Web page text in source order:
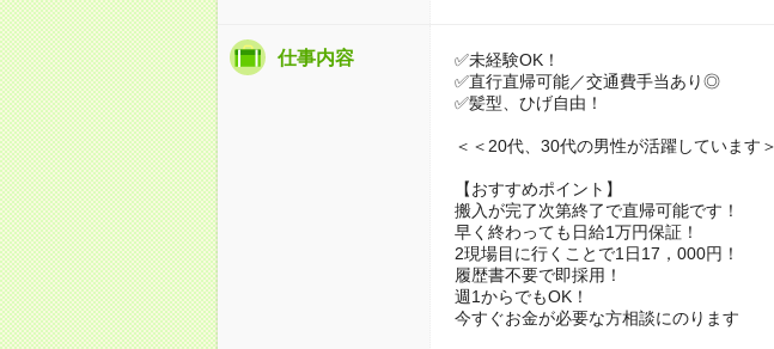
仕事内容
✅未経験OK！
✅直行直帰可能／交通費手当あり◎
✅髪型、ひげ自由！
＜＜20代、30代の男性が活躍しています
【おすすめポイント】
搬入が完了次第終了で直帰可能です！
早く終わっても日給1万円保証！
2現場目に行くことで1日17，000円！
履歴書不要で即採用！
週1からでもOK！
今すぐお金が必要な方相談にのります